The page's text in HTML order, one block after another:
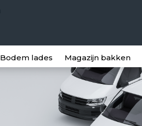
Bodem lades Magazijn bakken